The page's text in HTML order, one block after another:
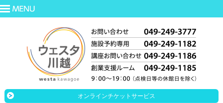
オンラインチケットサービス